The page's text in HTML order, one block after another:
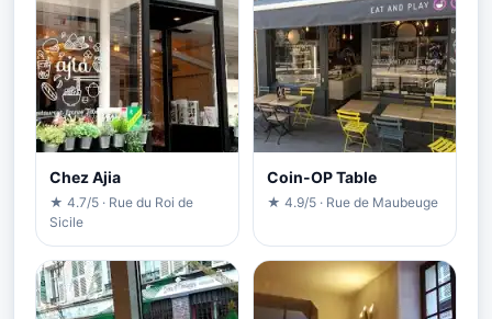
Chez Ajia
★ 4.7/5 · Rue du Roi de
Sicile
Coin-OP Table
★ 4.9/5 · Rue de Maubeuge